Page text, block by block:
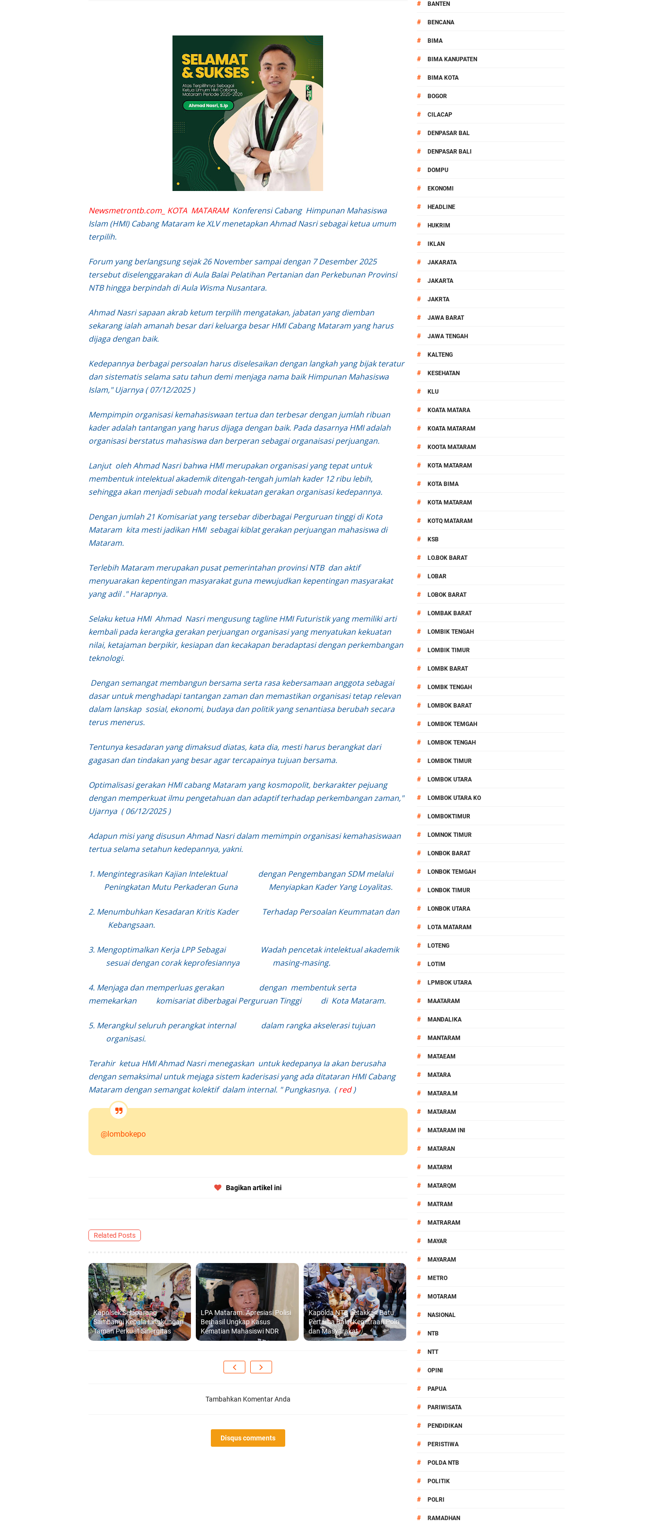
Kapolda NTB Matangkan Pengamanan MotoGP 2026
Kapolda NTB Sambut Kontingen Peraih Juara III Badminton Kapolri Cup 2026
Polda NTB Perkuat Upaya Cegah Gangguan Kamtibmas Lewat Patroli
Polsek Sandubaya Kawal Prosesi Ngaben di Cilinaya
Kapolsek Lingsar Apresiasi Relawan Evakuasi Wisatawan Berikan HT
Semarak HUT RI ke-81, Polsek Mataram Bagikan Bendera Merah Putih
Wakapolda NTB Gelar Kegiatan Polmas di Kelurahan Taman Sari Ampenan
Kapolsek Dampingi Wakapolda NTB Gelar Program Polmas di Kelurahan Taman Sari
Kapolresta Mataram Pimpin Pemusnahan BB Narkotika dan Pil Exstasi
Sat Samapta Polresta Mataram Patroli Sisir Wilayah Cakranegara
Tim URC Polres Lombok Timur Ringkus Pelaku Curanmor Bersana BB
Newsmetrontb.com_ KOTA MATARAM Konferensi Cabang Himpunan Mahasiswa
Islam (HMI) Cabang Mataram ke XLV menetapkan Ahmad Nasri sebagai ketua umum
terpilih.
Forum yang berlangsung sejak 26 November sampai dengan 7 Desember 2025
tersebut diselenggarakan di Aula Balai Pelatihan Pertanian dan Perkebunan Provinsi
NTB hingga berpindah di Aula Wisma Nusantara.
Ahmad Nasri sapaan akrab ketum terpilih mengatakan, jabatan yang diemban
sekarang ialah amanah besar dari keluarga besar HMI Cabang Mataram yang harus
dijaga dengan baik.
Kedepannya berbagai persoalan harus diselesaikan dengan langkah yang bijak teratur
dan sistematis selama satu tahun demi menjaga nama baik Himpunan Mahasiswa
Islam," Ujarnya ( 07/12/2025 )
Mempimpin organisasi kemahasiswaan tertua dan terbesar dengan jumlah ribuan
kader adalah tantangan yang harus dijaga dengan baik. Pada dasarnya HMI adalah
organisasi berstatus mahasiswa dan berperan sebagai organaisasi perjuangan.
Lanjut oleh Ahmad Nasri bahwa HMI merupakan organisasi yang tepat untuk
membentuk intelektual akademik ditengah-tengah jumlah kader 12 ribu lebih,
sehingga akan menjadi sebuah modal kekuatan gerakan organisasi kedepannya.
Dengan jumlah 21 Komisariat yang tersebar diberbagai Perguruan tinggi di Kota
Mataram kita mesti jadikan HMI sebagai kiblat gerakan perjuangan mahasiswa di
Mataram.
Terlebih Mataram merupakan pusat pemerintahan provinsi NTB dan aktif
menyuarakan kepentingan masyarakat guna mewujudkan kepentingan masyarakat
yang adil ." Harapnya.
Selaku ketua HMI Ahmad Nasri mengusung tagline HMI Futuristik yang memiliki arti
kembali pada kerangka gerakan perjuangan organisasi yang menyatukan kekuatan
nilai, ketajaman berpikir, kesiapan dan kecakapan beradaptasi dengan perkembangan
teknologi.
Dengan semangat membangun bersama serta rasa kebersamaan anggota sebagai
dasar untuk menghadapi tantangan zaman dan memastikan organisasi tetap relevan
dalam lanskap sosial, ekonomi, budaya dan politik yang senantiasa berubah secara
terus menerus.
Tentunya kesadaran yang dimaksud diatas, kata dia, mesti harus berangkat dari
gagasan dan tindakan yang besar agar tercapainya tujuan bersama.
Optimalisasi gerakan HMI cabang Mataram yang kosmopolit, berkarakter pejuang
dengan memperkuat ilmu pengetahuan dan adaptif terhadap perkembangan zaman,"
Ujarnya ( 06/12/2025 )
Adapun misi yang disusun Ahmad Nasri dalam memimpin organisasi kemahasiswaan
tertua selama setahun kedepannya, yakni.
1. Mengintegrasikan Kajian Intelektual dengan Pengembangan SDM melalui
Peningkatan Mutu Perkaderan Guna Menyiapkan Kader Yang Loyalitas.
2. Menumbuhkan Kesadaran Kritis Kader Terhadap Persoalan Keummatan dan
Kebangsaan.
3. Mengoptimalkan Kerja LPP Sebagai Wadah pencetak intelektual akademik
sesuai dengan corak keprofesiannya masing-masing.
4. Menjaga dan memperluas gerakan dengan membentuk serta
memekarkan komisariat diberbagai Perguruan Tinggi di Kota Mataram.
5. Merangkul seluruh perangkat internal dalam rangka akselerasi tujuan
organisasi.
Terahir ketua HMI Ahmad Nasri menegaskan untuk kedepanya Ia akan berusaha
dengan semaksimal untuk mejaga sistem kaderisasi yang ada ditataran HMI Cabang
Mataram dengan semangat kolektif dalam internal. " Pungkasnya. (red)
@lombokepo
Bagikan artikel ini
Related Posts
Kapolsek Selaparang
Sambangi Kepala Lingkungan
Taman Perkuat Sinergitas
LPA Mataram. Apresiasi Polisi
Berhasil Ungkap Kasus
Kematian Mahasiswi NDR
Kapolda NTB Letakkan Batu
Pertama Balai Kemitraan Polri
dan Masyarakat
Tambahkan Komentar Anda
Disqus comments
# BANTEN
# BENCANA
# BIMA
# BIMA KANUPATEN
# BIMA KOTA
# BOGOR
# CILACAP
# DENPASAR BAL
# DENPASAR BALI
# DOMPU
# EKONOMI
# HEADLINE
# HUKRIM
# IKLAN
# JAKARATA
# JAKARTA
# JAKRTA
# JAWA BARAT
# JAWA TENGAH
# KALTENG
# KESEHATAN
# KLU
# KOATA MATARA
# KOATA MATARAM
# KOOTA MATARAM
# KOTA MATARAM
# KOTA BIMA
# KOTA MATARAM
# KOTQ MATARAM
# KSB
# LO.BOK BARAT
# LOBAR
# LOBOK BARAT
# LOMBAK BARAT
# LOMBIK TENGAH
# LOMBIK TIMUR
# LOMBK BARAT
# LOMBK TENGAH
# LOMBOK BARAT
# LOMBOK TEMGAH
# LOMBOK TENGAH
# LOMBOK TIMUR
# LOMBOK UTARA
# LOMBOK UTARA KO
# LOMBOKTIMUR
# LOMNOK TIMUR
# LONBOK BARAT
# LONBOK TEMGAH
# LONBOK TIMUR
# LONBOK UTARA
# LOTA MATARAM
# LOTENG
# LOTIM
# LPMBOK UTARA
# MAATARAM
# MANDALIKA
# MANTARAM
# MATAEAM
# MATARA
# MATARA.M
# MATARAM
# MATARAM INI
# MATARAN
# MATARM
# MATARQM
# MATRAM
# MATRARAM
# MAYAR
# MAYARAM
# METRO
# MOTARAM
# NASIONAL
# NTB
# NTT
# OPINI
# PAPUA
# PARIWISATA
# PENDIDIKAN
# PERISTIWA
# POLDA NTB
# POLITIK
# POLRI
# RAMADHAN